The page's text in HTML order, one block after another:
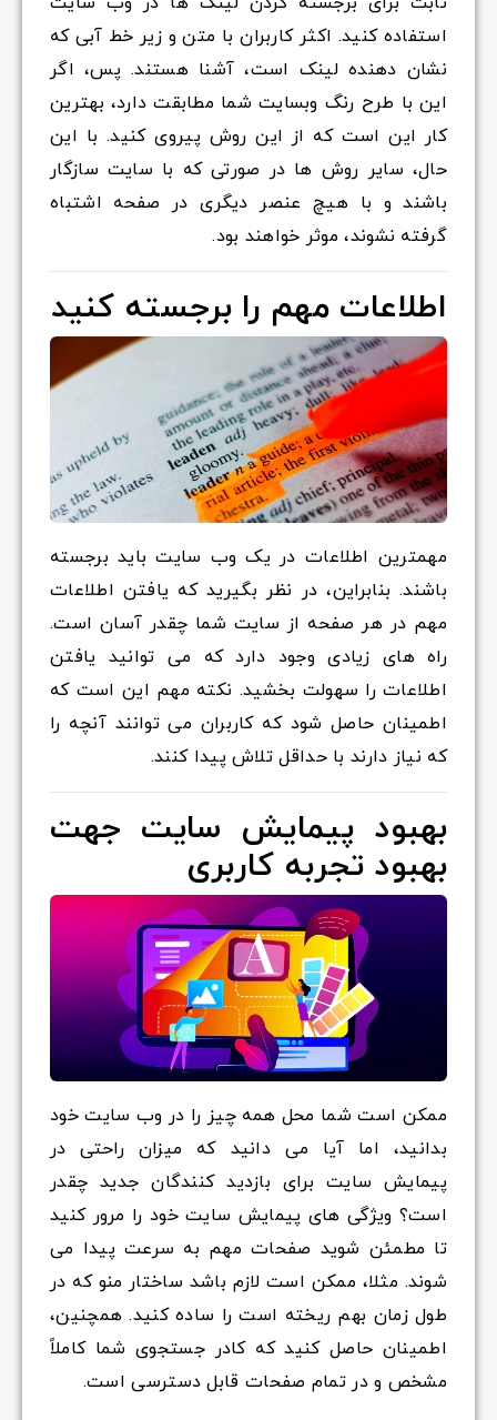
استفاده کنید. اکثر کاربران با متن و زیر خط آبی که
نشان دهنده لینک است، آشنا هستند. پس، اگر
این با طرح رنگ وبسایت شما مطابقت دارد، بهترین
کار این است که از این روش پیروی کنید. با این
حال، سایر روش ها در صورتی که با سایت سازگار
باشند و با هیچ عنصر دیگری در صفحه اشتباه
گرفته نشوند، موثر خواهند بود.
اطلاعات مهم را برجسته کنید
مهمترین اطلاعات در یک وب سایت باید برجسته
باشند. بنابراین، در نظر بگیرید که یافتن اطلاعات
مهم در هر صفحه از سایت شما چقدر آسان است.
راه های زیادی وجود دارد که می توانید یافتن
اطلاعات را سهولت بخشید. نکته مهم این است که
اطمینان حاصل شود که کاربران می توانند آنچه را
که نیاز دارند با حداقل تلاش پیدا کنند.
بهبود پیمایش سایت جهت
بهبود تجربه کاربری
ممکن است شما محل همه چیز را در وب سایت خود
بدانید، اما آیا می دانید که میزان راحتی در
پیمایش سایت برای بازدید کنندگان جدید چقدر
است؟ ویژگی های پیمایش سایت خود را مرور کنید
تا مطمئن شوید صفحات مهم به سرعت پیدا می
شوند. مثلا، ممکن است لازم باشد ساختار منو که در
طول زمان بهم ریخته است را ساده کنید. همچنین،
اطمینان حاصل کنید که کادر جستجوی شما کاملاً
مشخص و در تمام صفحات قابل دسترسی است.